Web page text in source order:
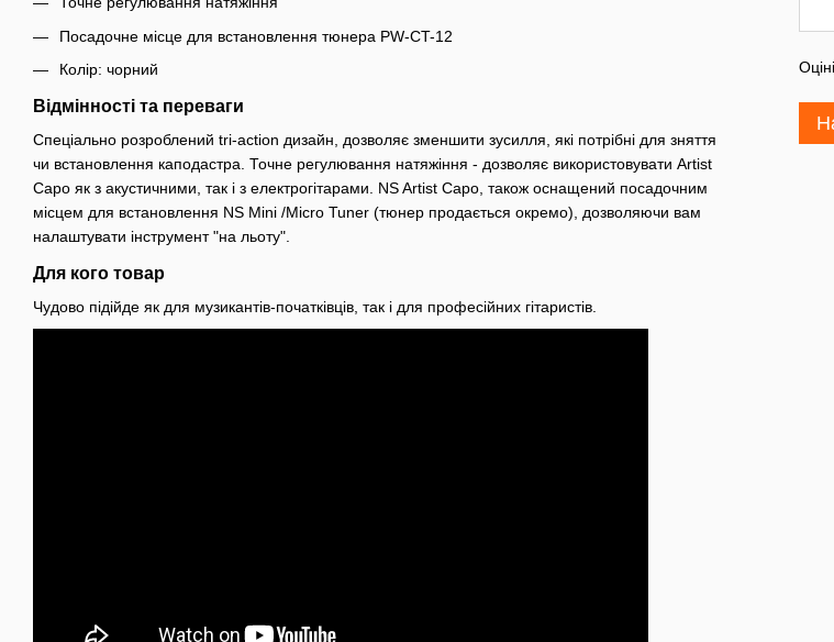
Посадочне місце для встановлення тюнера PW-CT-12
Колір: чорний
Відмінності та переваги
Спеціально розроблений tri-action дизайн, дозволяє зменшити зусилля, які потрібні для зняття
чи встановлення каподастра. Точне регулювання натяжіння - дозволяє використовувати Artist
Capo як з акустичними, так і з електрогітарами. NS Artist Capo, також оснащений посадочним
місцем для встановлення NS Mini /Micro Tuner (тюнер продається окремо), дозволяючи вам
налаштувати інструмент "на льоту".
Для кого товар
Чудово підійде як для музикантів-початківців, так і для професійних гітаристів.